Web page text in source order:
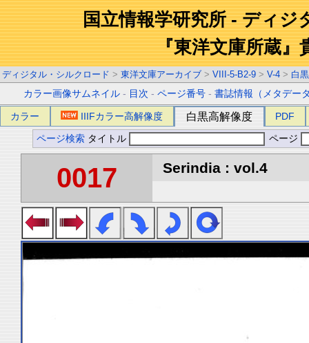
国立情報学研究所 - ディジ
『東洋文庫所蔵』
ディジタル・シルクロード > 東洋文庫アーカイブ > VIII-5-B2-9 > V-4 > 白
カラー画像サムネイル - 目次 -ページ番号 -書誌情報（メタデー
カラー IIIFカラー高解像度 白黒高解像度 PDF
ページ検索 タイトル ページ
0017 Serindia : vol.4